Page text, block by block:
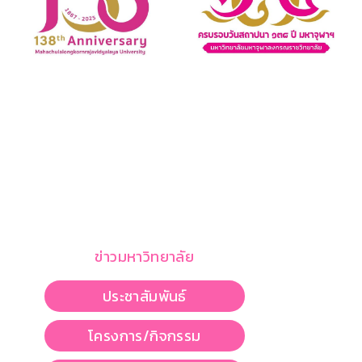
ข่าวมหาวิทยาลัย
ประชาสัมพันธ์
โครงการ/กิจกรรม